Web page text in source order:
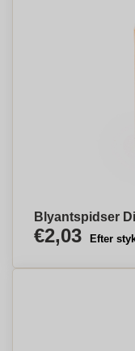
Blyantspidser
€2,03 Efter